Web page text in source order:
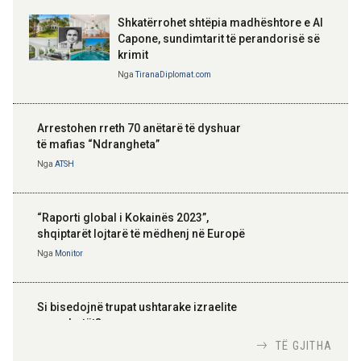
Shkatërrohet shtëpia madhështore e Al
Capone, sundimtarit të perandorisë së
krimit
Nga TiranaDiplomat.com
Arrestohen rreth 70 anëtarë të dyshuar
të mafias “Ndrangheta”
Nga ATSH
“Raporti global i Kokainës 2023”,
shqiptarët lojtarë të mëdhenj në Europë
Nga Monitor
Si bisedojnë trupat ushtarake izraelite
me robotët?
TË GJITHA